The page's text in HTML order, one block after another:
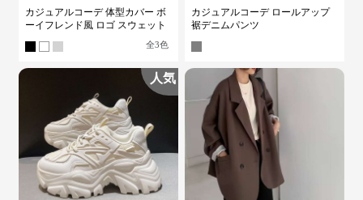
カジュアルコーデ 体型カバー ボ
ーイフレンド風 ロゴ スウェット
全3色
カジュアルコーデ ロールアップ
裾デニムパンツ
人気